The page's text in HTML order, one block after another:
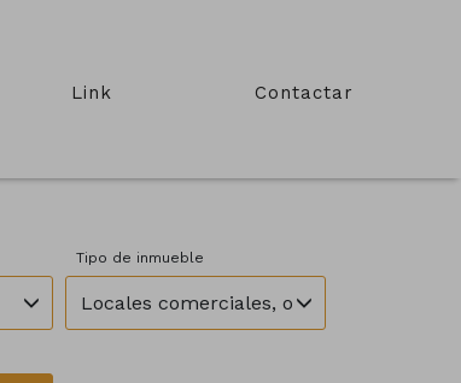
Link Contactar
Tipo de inmueble
Locales comerciales, oficinas